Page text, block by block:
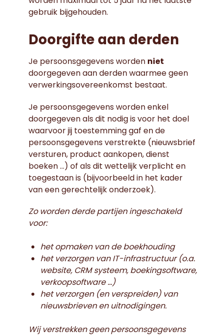
gebruik bijgehouden.
Doorgifte aan derden
Je persoonsgegevens worden niet
doorgegeven aan derden waarmee geen
verwerkingsovereenkomst bestaat.
Je persoonsgegevens worden enkel
doorgegeven als dit nodig is voor het doel
waarvoor jij toestemming gaf en de
persoonsgegevens verstrekte (nieuwsbrief
versturen, product aankopen, dienst
boeken …) of als dit wettelijk verplicht en
toegestaan is (bijvoorbeeld in het kader
van een gerechtelijk onderzoek).
Zo worden derde partijen ingeschakeld
voor:
het opmaken van de boekhouding
het verzorgen van IT-infrastructuur (o.a.
website, CRM systeem, boekingsoftware,
verkoopsoftware …)
het verzorgen (en verspreiden) van
nieuwsbrieven en uitnodigingen.
Wij verstrekken geen persoonsgegevens